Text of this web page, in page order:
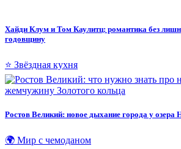
Хайди Клум и Том Каулитц: романтика без
годовщину
⭐ Звёздная кухня
Ростов Великий: новое дыхание города у озера
🌍 Мир с чемоданом